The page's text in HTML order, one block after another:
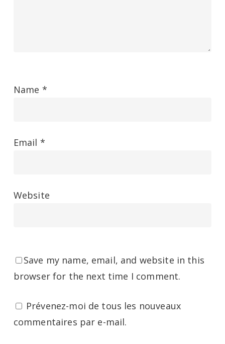
Name *
Email *
Website
Save my name, email, and website in this
browser for the next time I comment.
Prévenez-moi de tous les nouveaux
commentaires par e-mail.